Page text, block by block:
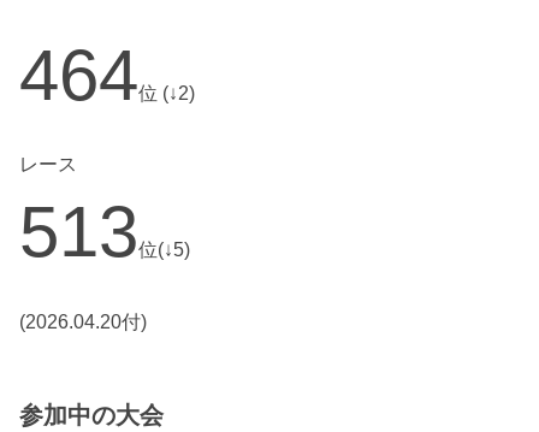
464位 (↓2)
レース
513位(↓5)
(2026.04.20付)
参加中の大会